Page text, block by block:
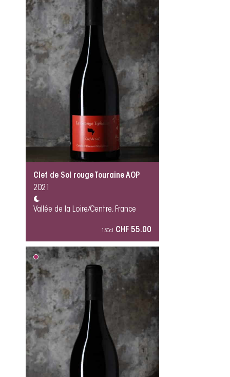
Clef de Sol rouge Touraine AOP
2021
Vallée de la Loire/Centre, France
150cl CHF 55.00